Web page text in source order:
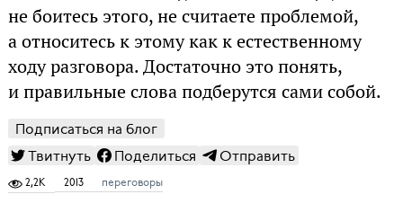
не боитесь этого, не считаете проблемой,
а относитесь к этому как к естественному
ходу разговора. Достаточно это понять,
и правильные слова подберутся сами собой.
Подписаться на блог
Твитнуть
Поделиться Отправить
2,2K 2013 переговоры